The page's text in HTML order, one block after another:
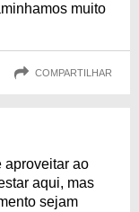
muito
COMPARTILHAR
aproveitar ao
aqui, mas
sejam